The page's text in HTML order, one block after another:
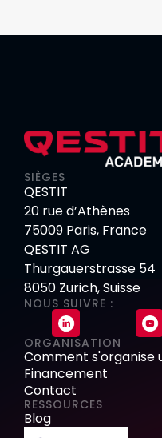
SIÈGES
QESTIT
20 rue d’Athènes
75009 Paris, France
QESTIT AG
Thurgauerstrasse 54
8050 Zurich, Suisse
NOUS SUIVRE :
ORGANISATION
Comment s'organise
Financement
Contact
RESSOURCES
Blog